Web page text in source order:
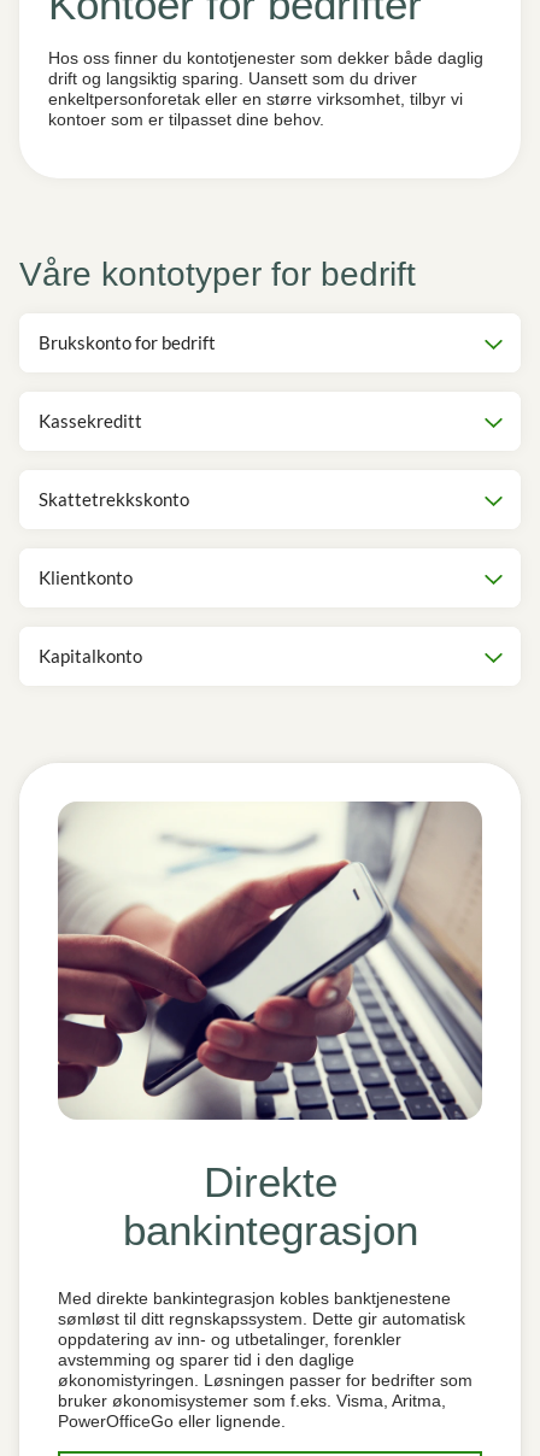
Hos oss finner du kontotjenester som dekker både daglig
drift og langsiktig sparing. Uansett som du driver
enkeltpersonforetak eller en større virksomhet, tilbyr vi
kontoer som er tilpasset dine behov.
Våre kontotyper for bedrift
Brukskonto for bedrift
Kassekreditt
Skattetrekkskonto
Klientkonto
Kapitalkonto
Direkte
bankintegrasjon
Med direkte bankintegrasjon kobles banktjenestene
sømløst til ditt regnskapssystem. Dette gir automatisk
oppdatering av inn- og utbetalinger, forenkler
avstemming og sparer tid i den daglige
økonomistyringen. Løsningen passer for bedrifter som
bruker økonomisystemer som f.eks. Visma, Aritma,
PowerOfficeGo eller lignende.